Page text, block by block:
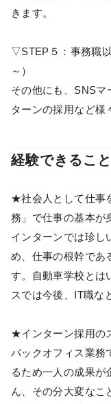
きます。
▽STEP５：事務職
～）
その他にも、SNSマ
ターンの採用など様
経験できること
★社会人として仕事
務」で仕事の基本が
インターンでは珍し
め、仕事の根幹であ
す。自動車学校とは
スでは今後、IT職な
★インターン採用の
バックオフィス業務
るため一人の成果が
ん、その分大変なこ